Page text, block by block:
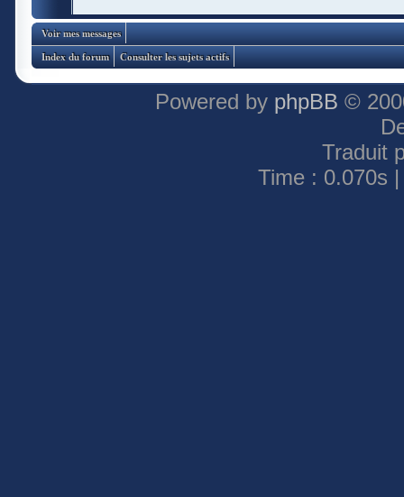
Voir mes messages
Index du forum Consulter les sujets actifs
Powered by phpBB ©
Traduit
Time : 0.070s